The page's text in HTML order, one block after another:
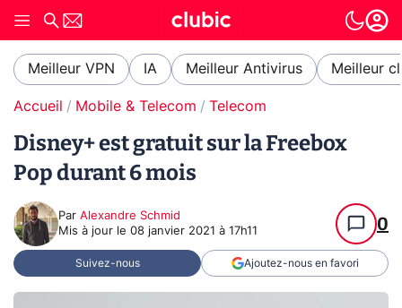
Meilleur VPN IA Meilleur Antivirus Meilleur
Accueil Mobile & Telecom Telecom
Disney+ est gratuit sur la Freebox
Pop durant 6 mois
Par Alexandre Schmid
Mis à jour le 08 janvier 2021 à 17h11 0
Suivez-nous Ajoutez-nous en favori